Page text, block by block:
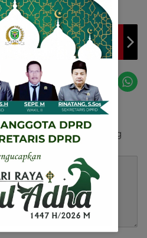
ujarnya. (Adpim)
Calon PMI dari
dipublikasikan. Ruas yang